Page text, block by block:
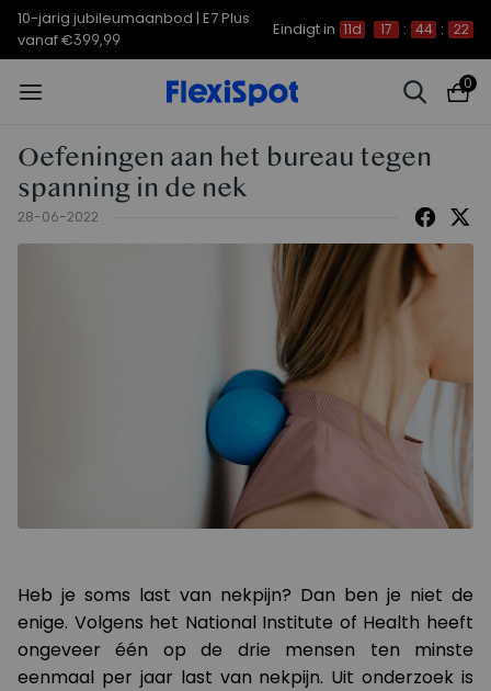
10-jarig jubileumaanbod | E7 Plus
vanaf €399,99
Eindigt in 11d 17 : 44 : 22
0
Oefeningen aan het bureau tegen
spanning in de nek
28-06-2022
Heb je soms last van nekpijn? Dan ben je niet de
enige. Volgens het National Institute of Health heeft
ongeveer één op de drie mensen ten minste
eenmaal per jaar last van nekpijn. Uit onderzoek is